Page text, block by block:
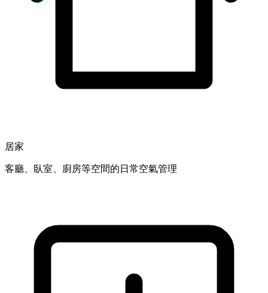
居家
客廳、臥室、廚房等空間的日常空氣管理